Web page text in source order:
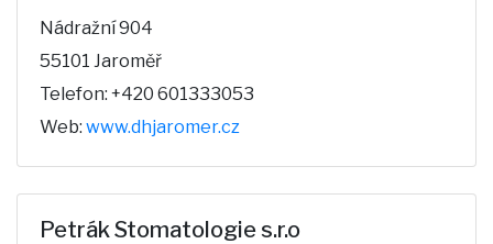
Nádražní 904
55101 Jaroměř
Telefon: +420 601333053
Web: www.dhjaromer.cz
Petrák Stomatologie s.r.o